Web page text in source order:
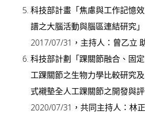
科技部計畫「焦慮與工作記憶
譜之大腦活動與腦區連結研究
2017/07/31，主持人：曾乙立
科技部計劃「踝關節融合、固
工踝關節之生物力學比較研究
式襯墊全人工踝關節之開發與
2020/07/31，共同主持人：林